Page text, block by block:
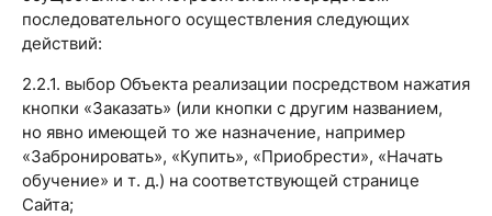
последовательного осуществления следующих
действий:
2.2.1. выбор Объекта реализации посредством нажатия
кнопки «Заказать» (или кнопки с другим названием,
но явно имеющей то же назначение, например
«Забронировать», «Купить», «Приобрести», «Начать
обучение» и т. д.) на соответствующей странице
Сайта;